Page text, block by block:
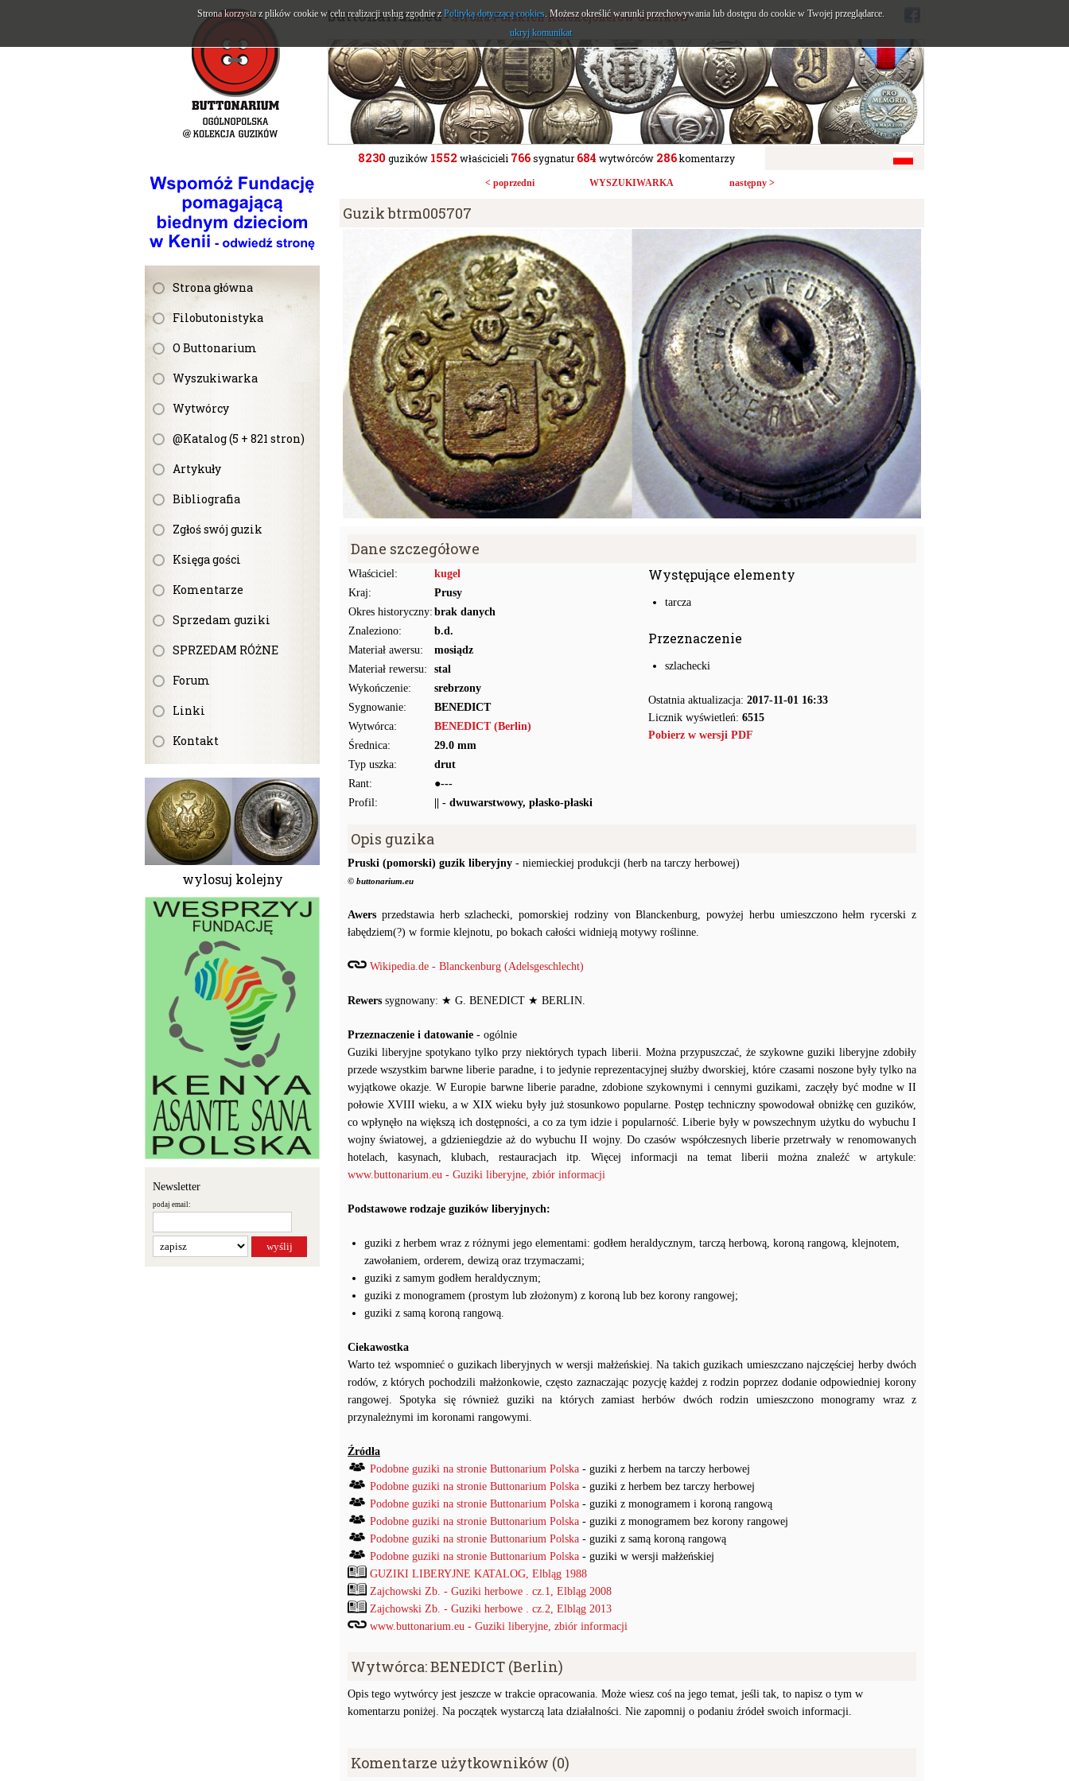
Strona główna
Filobutonistyka
O Buttonarium
Wyszukiwarka
Wytwórcy
@Katalog (5 + 821 stron)
Artykuły
Bibliografia
Zgłoś swój guzik
Księga gości
Komentarze
Sprzedam guziki
SPRZEDAM RÓŻNE
Forum
Linki
Kontakt
wylosuj kolejny
Newsletter
podaj email:
buttonarium.eu- Strona Polskich Kolekcjonerów Guzików
8230 guzików 1552 właścicieli 766sygnatur684 wytwórców 286komentarzy
< poprzedni WYSZUKIWARKA następny >
Guzik btrm005707
Dane szczegółowe
Właściciel:
kugel
Kraj:
Prusy
Okres historyczny: brak danych
Znaleziono:
b.d.
Materiał awersu:
mosiądz
Materiał rewersu:
stal
Wykończenie:
srebrzony
Sygnowanie:
BENEDICT
Wytwórca:
BENEDICT (Berlin)
Średnica:
29.0 mm
Typ uszka:
drut
Rant:
●---
Profil:
|| - dwuwarstwowy, płasko-płaski
Występujące elementy
tarcza
Przeznaczenie
szlachecki
Ostatnia aktualizacja: 2017-11-01 16:33
Licznik wyświetleń: 6515
Pobierz w wersji PDF
Opis guzika
Pruski (pomorski) guzik liberyjny - niemieckiej produkcji (herb na tarczy herbowej)
© buttonarium.eu
Awers przedstawia herb szlachecki, pomorskiej rodziny von Blanckenburg, powyżej herbu umieszczono hełm rycerski z
łabędziem(?) w formie klejnotu, po bokach całości widnieją motywy roślinne.
Wikipedia.de - Blanckenburg (Adelsgeschlecht)
Rewers sygnowany: ★ G. BENEDICT ★ BERLIN.
Przeznaczenie i datowanie - ogólnie
Guziki liberyjne spotykano tylko przy niektórych typach liberii. Można przypuszczać, że szykowne guziki liberyjne zdobiły
przede wszystkim barwne liberie paradne, i to jedynie reprezentacyjnej służby dworskiej, które czasami noszone były tylko na
wyjątkowe okazje. W Europie barwne liberie paradne, zdobione szykownymi i cennymi guzikami, zaczęły być modne w II
połowie XVIII wieku, a w XIX wieku były już stosunkowo popularne. Postęp techniczny spowodował obniżkę cen guzików,
co wpłynęło na większą ich dostępności, a co za tym idzie i popularność. Liberie były w powszechnym użytku do wybuchu I
wojny światowej, a gdzieniegdzie aż do wybuchu II wojny. Do czasów współczesnych liberie przetrwały w renomowanych
hotelach, kasynach, klubach, restauracjach itp. Więcej informacji na temat liberii można znaleźć w artykule:
www.buttonarium.eu - Guziki liberyjne, zbiór informacji
Podstawowe rodzaje guzików liberyjnych:
guziki z herbem wraz z różnymi jego elementami: godłem heraldycznym, tarczą herbową, koroną rangową, klejnotem,
zawołaniem, orderem, dewizą oraz trzymaczami;
guziki z samym godłem heraldycznym;
guziki z monogramem (prostym lub złożonym) z koroną lub bez korony rangowej;
guziki z samą koroną rangową.
Ciekawostka
Warto też wspomnieć o guzikach liberyjnych w wersji małżeńskiej. Na takich guzikach umieszczano najczęściej herby dwóch
rodów, z których pochodzili małżonkowie, często zaznaczając pozycję każdej z rodzin poprzez dodanie odpowiedniej korony
rangowej. Spotyka się również guziki na których zamiast herbów dwóch rodzin umieszczono monogramy wraz z
przynależnymi im koronami rangowymi.
Źródła
Podobne guziki na stronie Buttonarium Polska - guziki z herbem na tarczy herbowej
Podobne guziki na stronie Buttonarium Polska - guziki z herbem bez tarczy herbowej
Podobne guziki na stronie Buttonarium Polska - guziki z monogramem i koroną rangową
Podobne guziki na stronie Buttonarium Polska - guziki z monogramem bez korony rangowej
Podobne guziki na stronie Buttonarium Polska - guziki z samą koroną rangową
Podobne guziki na stronie Buttonarium Polska - guziki w wersji małżeńskiej
GUZIKI LIBERYJNE KATALOG, Elbląg 1988
Zajchowski Zb. - Guziki herbowe . cz.1, Elbląg 2008
Zajchowski Zb. - Guziki herbowe . cz.2, Elbląg 2013
www.buttonarium.eu - Guziki liberyjne, zbiór informacji
Wytwórca: BENEDICT (Berlin)
Opis tego wytwórcy jest jeszcze w trakcie opracowania. Może wiesz coś na jego temat, jeśli tak, to napisz o tym w
komentarzu poniżej. Na początek wystarczą lata działalności. Nie zapomnij o podaniu źródeł swoich informacji.
Komentarze użytkowników (0)
Strona korzysta z plików cookie w celu realizacji usług zgodnie z Polityką dotyczącą cookies. Możesz określić warunki przechowywania lub dostępu do cookie w Twojej przeglądarce.
ukryj komunikat